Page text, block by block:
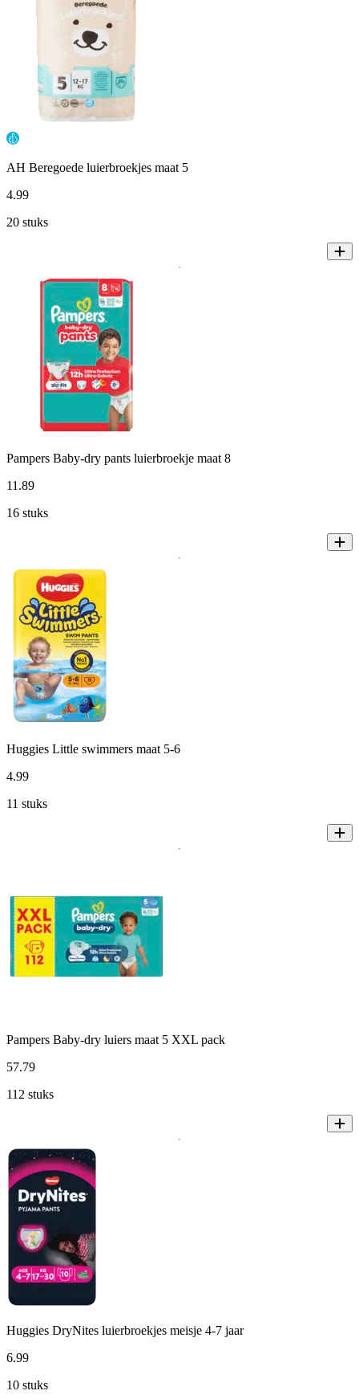
AH Beregoede luierbroekjes maat 5
4.99
20 stuks
Pampers Baby-dry pants luierbroekje maat 8
11 .89
16 stuks
Huggies Little swimmers maat 5-6
4.99
11 stuks
Pampers Baby-dry luiers maat 5 XXL pack
57.79
112 stuks
Huggies DryNites luierbroekjes meisje 4-7 jaar
6.99
10 stuks